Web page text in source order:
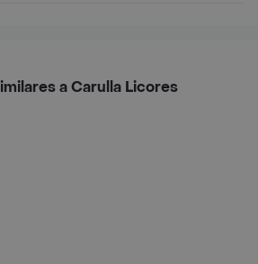
a Carulla Licores